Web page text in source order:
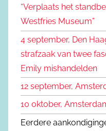
r
:
“Verplaats het
Westfries Museum”
4 september, Den
strafzaak van twee
Emily mishandelden
12 september,
10 oktober,
Eerdere